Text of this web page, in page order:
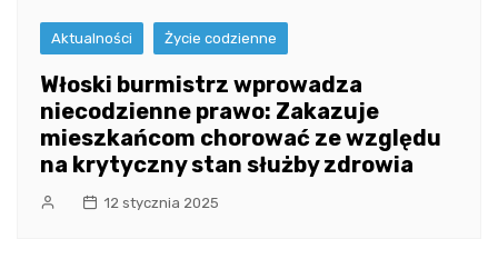
Aktualności Życie codzienne
Włoski burmistrz wprowadza
niecodzienne prawo: Zakazuje
mieszkańcom chorować ze względu
na krytyczny stan służby zdrowia
12 stycznia 2025